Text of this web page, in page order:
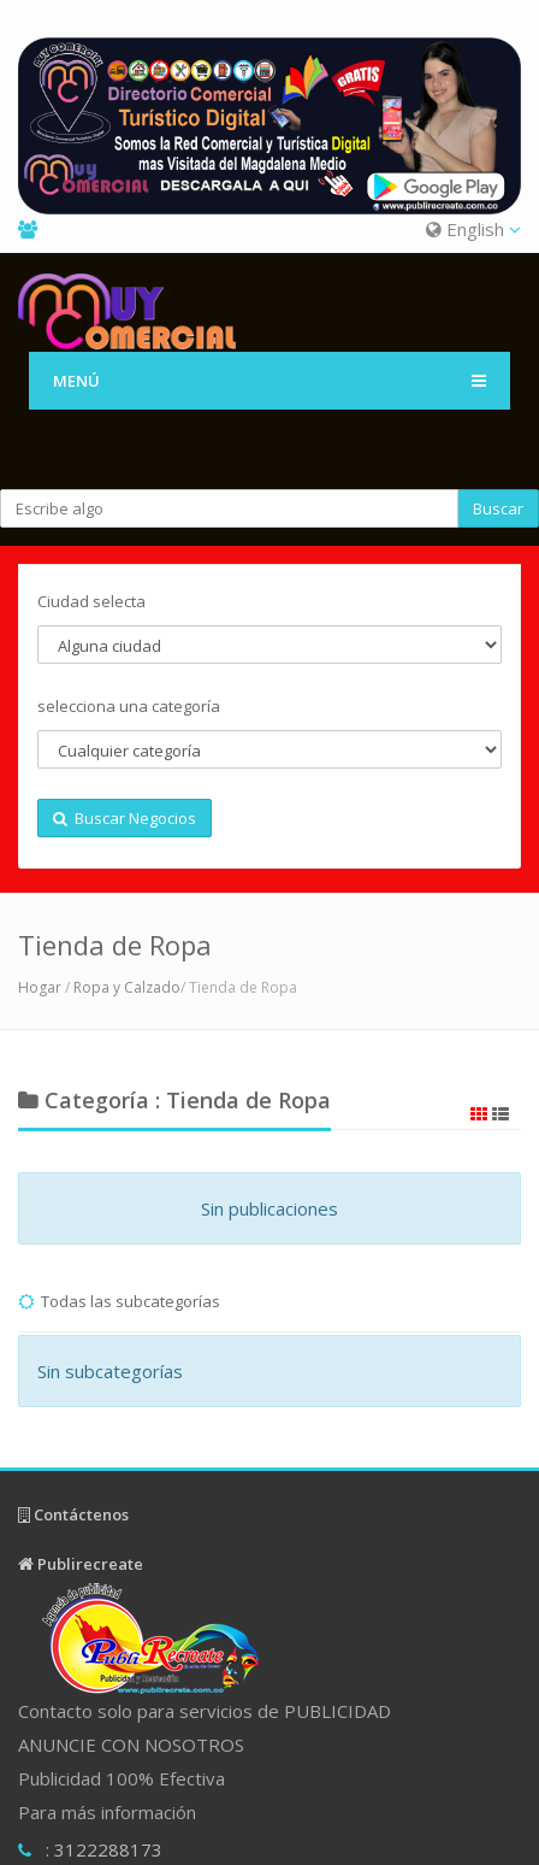
English
MENÚ
Buscar
Ciudad selecta
selecciona una categoría
Buscar Negocios
Tienda de Ropa
Hogar/ Ropa y Calzado/ Tienda de Ropa
Categoría : Tienda de Ropa
Sin publicaciones
Todas las subcategorías
Sin subcategorías
Contáctenos
Publirecreate
Contacto solo para servicios de PUBLICIDAD
ANUNCIE CON NOSOTROS
Publicidad 100% Efectiva
Para más información
: 3122288173